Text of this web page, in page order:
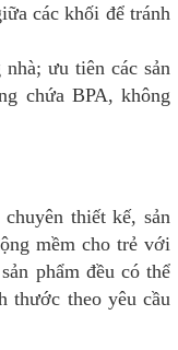
các khối để tránh
ưu tiên các sản
chứa BPA, không
thiết kế, sản
mềm cho trẻ với
phẩm đều có thể
thước theo yêu cầu